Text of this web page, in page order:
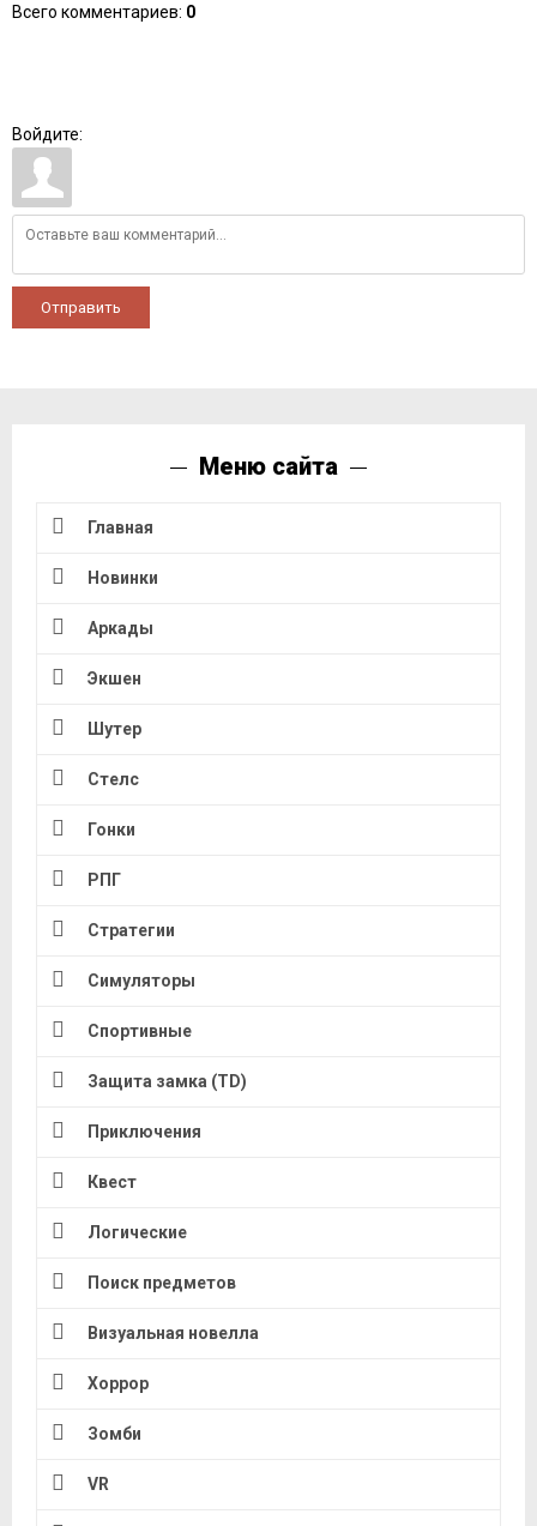
Всего комментариев: 0
Войдите:
Отправить
Меню сайта
Главная
Новинки
Аркады
Экшен
Шутер
Стелс
Гонки
РПГ
Стратегии
Симуляторы
Спортивные
Защита замка (TD)
Приключения
Квест
Логические
Поиск предметов
Визуальная новелла
Хоррор
Зомби
VR